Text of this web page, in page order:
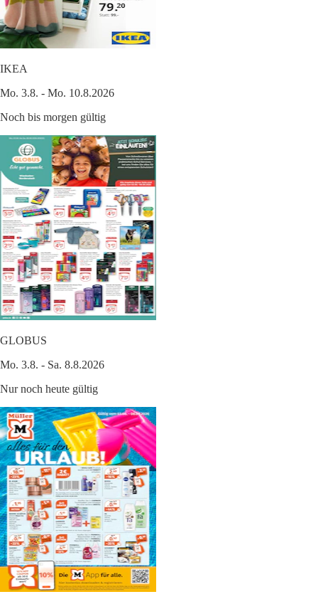
IKEA
Mo. 3.8. - Mo. 10.8.2026
Noch bis morgen gültig
GLOBUS
Mo. 3.8. - Sa. 8.8.2026
Nur noch heute gültig